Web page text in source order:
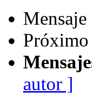
Próximo
autor ]